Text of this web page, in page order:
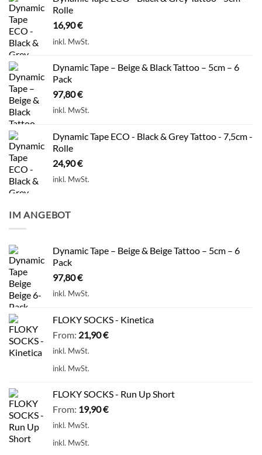
Rolle
16,90€
inkl. MwSt.
Dynamic Tape – Beige & Black Tattoo – 5cm – 6
Pack
97,80€
inkl. MwSt.
Dynamic Tape ECO - Black & Grey Tattoo - 7,5cm -
Rolle
24,90€
inkl. MwSt.
IM ANGEBOT
Dynamic Tape – Beige & Beige Tattoo – 5cm – 6
Pack
97,80€
inkl. MwSt.
FLOKY SOCKS - Kinetica
From: 21,90€
inkl. MwSt.
inkl. MwSt.
FLOKY SOCKS - Run Up Short
From: 19,90€
inkl. MwSt.
inkl. MwSt.